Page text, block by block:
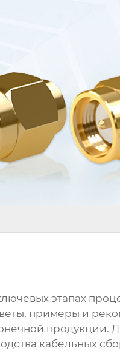
этапах
примеры и
продукции.
кабельных